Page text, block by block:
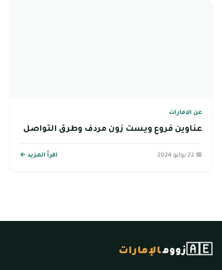
عن الامارات
عناوين فروع ويست زون مردف وطرق التواصل
📅 22 يوليو 2024 اقرأ المزيد ←
🇦🇪زوومالإمارات